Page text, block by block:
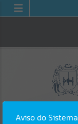
Aviso do Sistema